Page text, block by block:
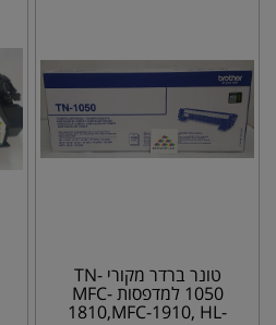
טונר ברדר מקורי TN-
1050 למדפסות MFC-
1810,MFC-1910, HL-